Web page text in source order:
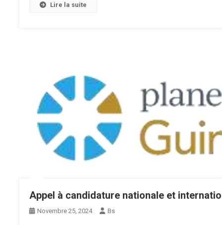
Lire la suite
Appel à candidature nationale et
Novembre 25, 2024 Bs